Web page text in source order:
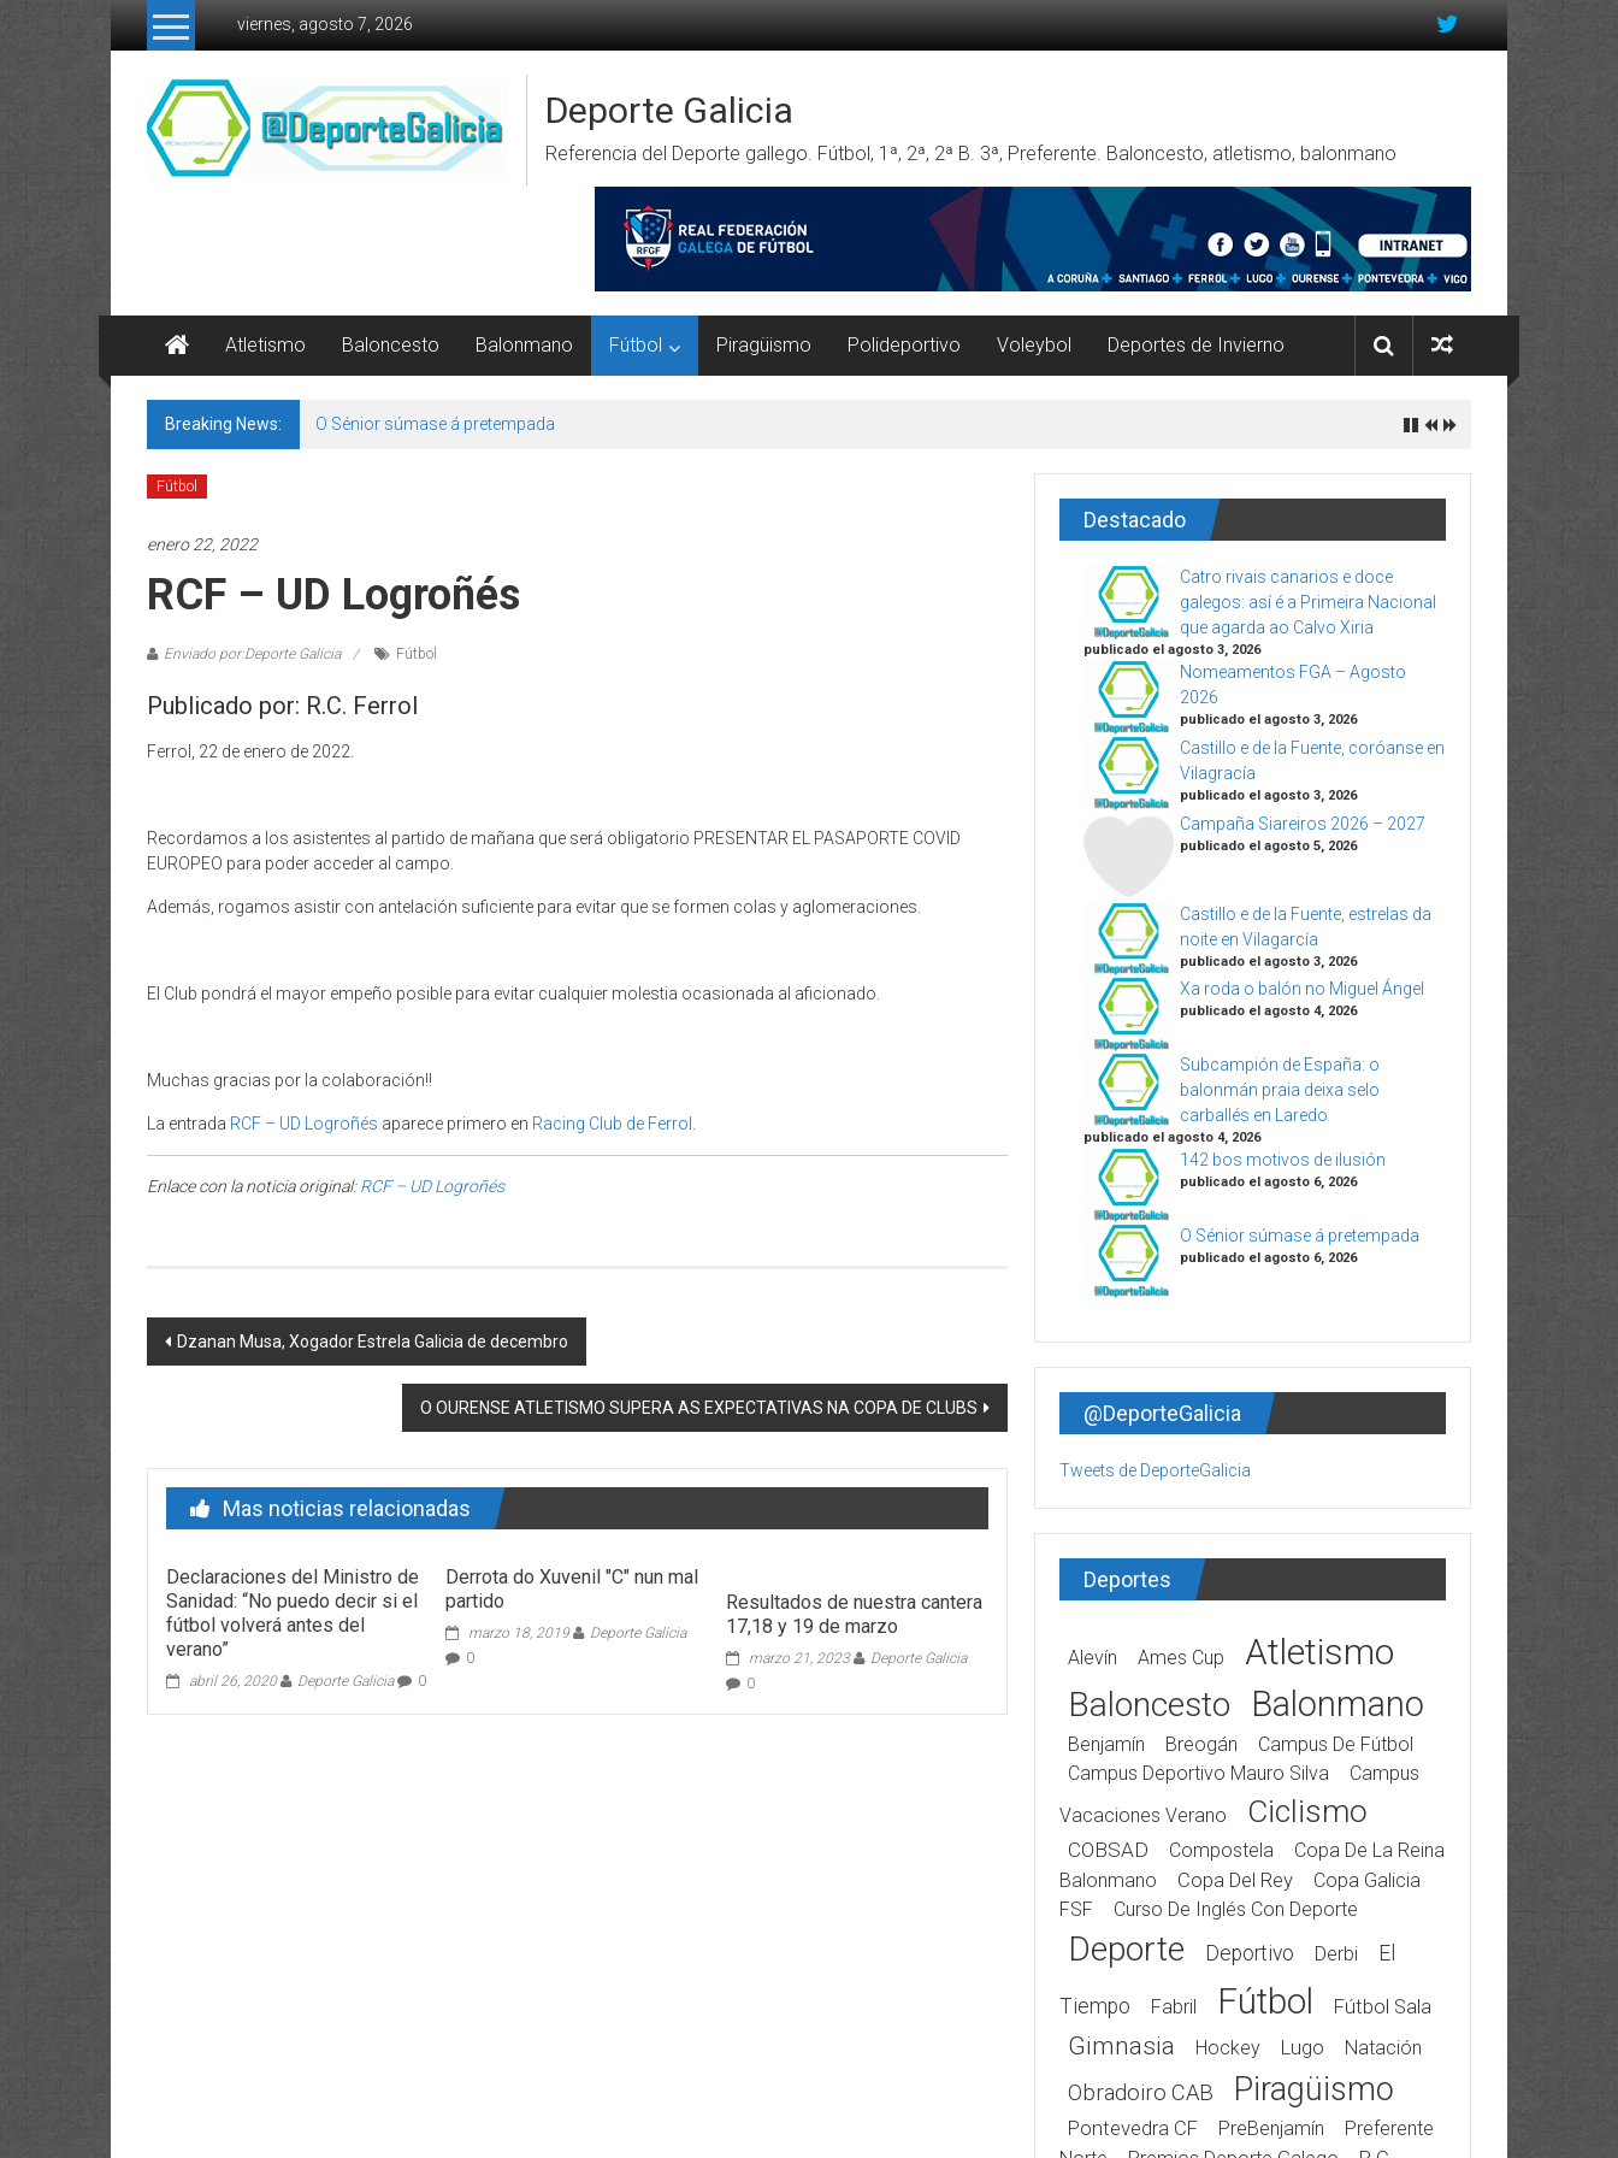
Skip to content
viernes, agosto 7, 2026
Deporte Galicia
Referencia del Deporte gallego. Fútbol, 1ª, 2ª, 2ª B. 3ª, Preferente. Baloncesto, atletismo, balonmano
Atletismo Baloncesto Balonmano Fútbol Piragüismo Polideportivo Voleybol Deportes de Invierno
Breaking News: O Sénior súmase á pretempada
Fútbol
enero 22, 2022
RCF – UD Logroñés
Enviado por:Deporte Galicia Fútbol
Publicado por: R.C. Ferrol
Ferrol, 22 de enero de 2022.
Recordamos a los asistentes al partido de mañana que será obligatorio PRESENTAR EL PASAPORTE COVID
EUROPEO para poder acceder al campo.
Además, rogamos asistir con antelación suficiente para evitar que se formen colas y aglomeraciones.
El Club pondrá el mayor empeño posible para evitar cualquier molestia ocasionada al aficionado.
Muchas gracias por la colaboración!!
La entrada RCF – UD Logroñés aparece primero en Racing Club de Ferrol
Enlace con la noticia original:RCF – UD Logroñés
Post navigation
Dzanan Musa, Xogador Estrela Galicia de decembro
O OURENSE ATLETISMO SUPERA AS EXPECTATIVAS NA COPA DE CLUBS
Mas noticias relacionadas
Declaraciones del Ministro de
Sanidad: “No puedo decir si el
fútbol volverá antes del
verano”
abril 26, 2020 Deporte Galicia 0
Derrota do Xuvenil "C" nun mal
partido
marzo 18, 2019
Deporte Galicia
0
Resultados de nuestra cantera
17,18 y 19 de marzo
marzo 21, 2023
Deporte Galicia
0
Destacado
Catro rivais canarios e doce
galegos: así é a Primeira Nacional
que agarda ao Calvo Xiria
publicado el agosto 3, 2026
Nomeamentos FGA – Agosto
2026
publicado el agosto 3, 2026
Castillo e de la Fuente, coróanse en
Vilagracía
publicado el agosto 3, 2026
Campaña Siareiros 2026 – 2027
publicado el agosto 5, 2026
Castillo e de la Fuente, estrelas da
noite en Vilagarcía
publicado el agosto 3, 2026
Xa roda o balón no Miguel Ángel
publicado el agosto 4, 2026
Subcampión de España: o
balonmán praia deixa selo
carballés en Laredo
publicado el agosto 4, 2026
142 bos motivos de ilusión
publicado el agosto 6, 2026
O Sénior súmase á pretempada
publicado el agosto 6, 2026
@DeporteGalicia
Tweets de DeporteGalicia
Deportes
Alevín Ames Cup Atletismo
Baloncesto Balonmano
Benjamín Breogán
Campus De Fútbol
Campus Deportivo Mauro Silva
Campus
Vacaciones Verano
Ciclismo
COBSAD Compostela
Copa De La Reina
Balonmano
Copa Del Rey
Copa Galicia
FSF
Curso De Inglés Con Deporte
Deporte Deportivo Derbi El
Tiempo Fabril Fútbol Fútbol Sala
Gimnasia Hockey Lugo Natación
Obradoiro CAB Piragüismo
Pontevedra CF PreBenjamín
Preferente